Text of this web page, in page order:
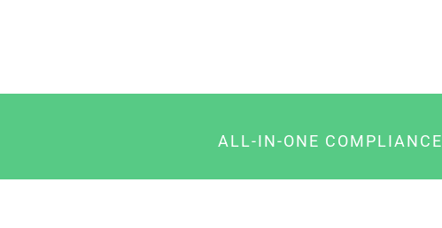
ALL-IN-ONE COMPLIANCE